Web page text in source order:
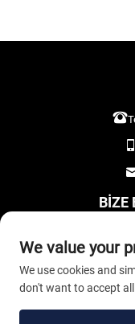
BIZE
We value your
We use cookies and
don't want to accept